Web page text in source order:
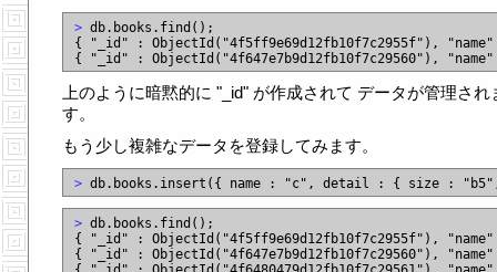
> db.books.find();
{ "_id" : ObjectId("4f5ff9e69d12fb10f7c2955f"),
上のように暗黙的に "_id" が作成されて データが管理され
す。
もう少し複雑なデータを登録してみます。
>
> db.books.find();
{ "_id" : ObjectId("4f5ff9e69d12fb10f7c2955f"),
{ "_id" : ObjectId("4f647e7b9d12fb10f7c29560"),